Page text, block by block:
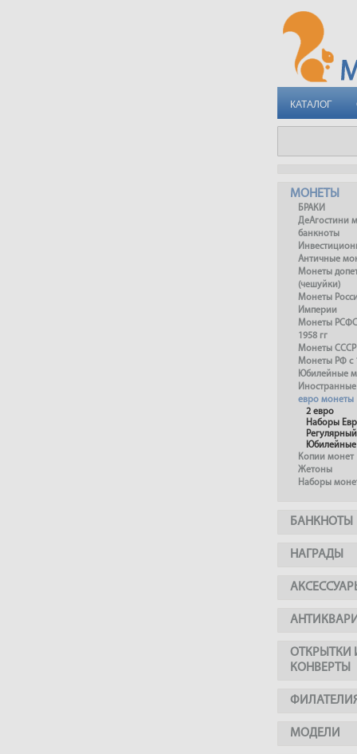
КАТАЛОГ
МОНЕТЫ
БРАКИ
ДеАгостини
банкноты
Античные
Монеты
(чешуйки)
Монеты
Империи
Монеты
1958 гг
Монеты СССР
Монеты РФ с
Юбилейные
евро монеты
2 евро
Наборы
Юбилейные
Копии монет
Жетоны
Наборы
БАНКНОТЫ
НАГРАДЫ
ОТКРЫТКИ
КОНВЕРТЫ
МОДЕЛИ